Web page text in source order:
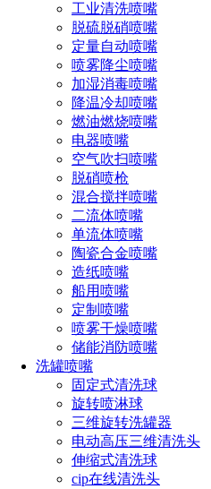
工业清洗喷嘴
脱硫脱硝喷嘴
定量自动喷嘴
喷雾降尘喷嘴
加湿消毒喷嘴
降温冷却喷嘴
燃油燃烧喷嘴
电器喷嘴
空气吹扫喷嘴
脱硝喷枪
混合搅拌喷嘴
二流体喷嘴
单流体喷嘴
陶瓷合金喷嘴
造纸喷嘴
船用喷嘴
定制喷嘴
喷雾干燥喷嘴
储能消防喷嘴
洗罐喷嘴
固定式清洗球
旋转喷淋球
三维旋转洗罐器
电动高压三维清洗头
伸缩式清洗球
cip在线清洗头
静电的产生是对这些加工制
旦在加工作业时产生静电，就
我们可以采取措施来进行加湿
工的时候就能够加湿进行雾化
工制品进行保护了。
实验室中通常都会放很多的
器等，化学实验室通常都是很
花，就有可能会让实验室产生
嘴保护设备的作用就很重要了
进行加湿，从而来增加实验室
去，就不会这么容易产生静电
就安全了，这是小流量精细雾
小流量精细雾化喷嘴应用电
作了以上的一些总结，在很多
植加湿，这些也都是需要用到
点击免费获取